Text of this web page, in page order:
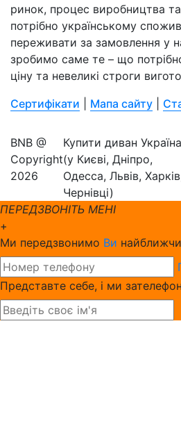
ринок, процес виробництва
потрібно українському
переживати за замовлення у
зробимо саме те – що
ціну та невеликі строги
Сертифікати
Мапа сайту
BNB @
Copyright
2026
Купити диван Україна
(у Києві, Дніпро,
Одесса, Львів,
Чернівці)
ПЕРЕДЗВОНІТЬ МЕНІ
+
Ми передзвонимо Ви
Представте себе, і ми